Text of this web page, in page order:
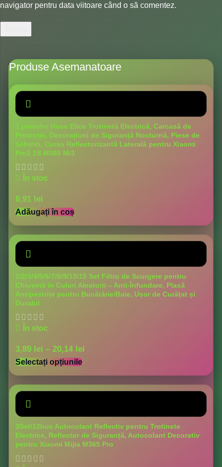
navigator pentru data viitoare când o să comentez.
Produse Asemanatoare
1 pereche Huse Elice Trotinetă Electrică, Carcasă de
Protecție, Decorațiuni de Siguranță Nocturnă, Piese de
Schimb, Curea Reflectorizantă Laterală pentru Xiaomi
Pro2 1S M365 Mi3
În stoc
8,91 lei
Adăugați în coș
1/2/3/4/5/6/7/8/9/10/15 Set Filtru de Scurgere pentru
Chiuvetă în Culori Aleatorii – Anti-Înfundare, Plasă
Antipestrițe pentru Bucătărie/Baie, Ușor de Curățat și
Durabil
În stoc
3,89 lei – 20,14 lei
Selectați opțiunile
3Set/12buc Autocolant Reflectiv pentru Trotinete
Electrice, Reflector de Siguranță, Autocolant Decorativ
pentru Xiaomi Mijia M365 Pro